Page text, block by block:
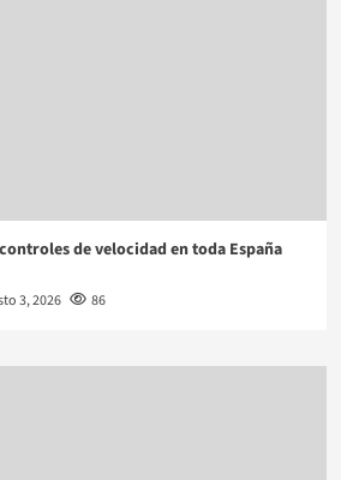
de velocidad en toda España
3, 2026 86